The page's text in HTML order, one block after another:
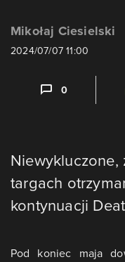
Mikołaj Ciesielski
2024/07/07 11:00
0
Niewykluczone,
targach
kontynuacji
Pod koniec maja